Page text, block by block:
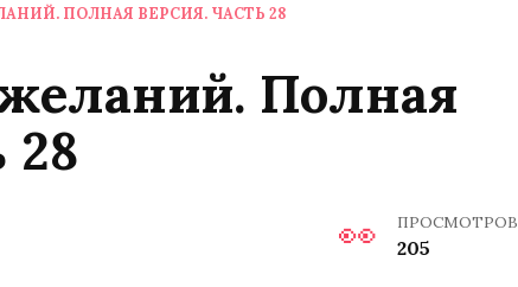
ПОЛНАЯ ВЕРСИЯ. ЧАСТЬ 28
Полная
28
ПРОСМОТРОВ
205